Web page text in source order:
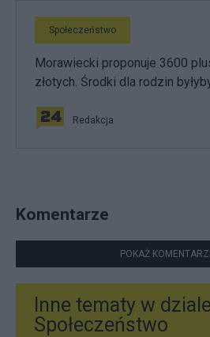
Społeczeństwo
Morawiecki proponuje 3600
złotych. Środki dla rodzin
Redakcja
Komentarze
POKAŻ
Inne tematy w dziale
Społeczeństwo